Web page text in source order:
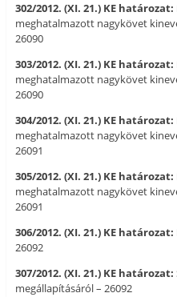
302/2012. (XI. 21.) KE határozat:
meghatalmazott nagykövet
26090
303/2012. (XI. 21.) KE határozat:
meghatalmazott nagykövet
26090
304/2012. (XI. 21.) KE határozat:
meghatalmazott nagykövet
26091
305/2012. (XI. 21.) KE határozat:
meghatalmazott nagykövet
26091
306/2012. (XI. 21.) KE határozat:
26092
307/2012. (XI. 21.) KE határozat:
megállapításáról – 26092